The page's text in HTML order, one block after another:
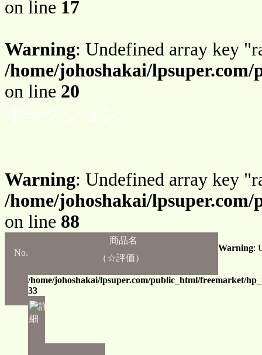
on line 17
Warning: Undefined array key
/home/johoshakai/
on line 20
Warning: Undefined array key
/home/johoshakai/
on line 88
No.
商品名
（☆評価）
Warning:
/home/johoshakai/lpsuper.com/public_html/freemarket/
33